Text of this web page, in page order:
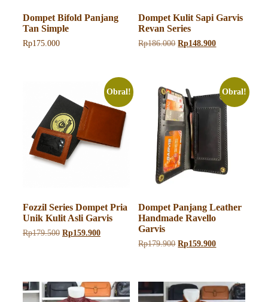
Dompet Bifold Panjang
Tan Simple
Rp175.000
Dompet Kulit Sapi Garvis
Revan Series
Rp186.000 Harga
Rp148.900Harga
Rp148.900.
beberapa
varian.
Pilihan
dapat
diambil
halaman
produk
Obral!
Fozzil Series Dompet Pria
Unik Kulit Asli Garvis
Rp179.500 Harga
Rp159.900Harga
Obral!
Dompet Panjang Leather
Handmade Ravello
Garvis
Rp179.900 Harga
Rp159.900Harga
Rp159.900.